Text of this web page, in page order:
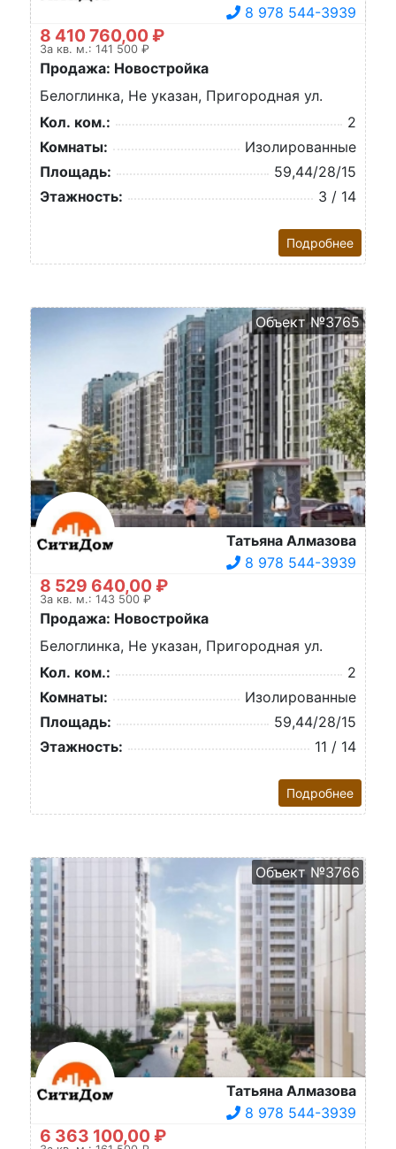
8 978 544-3939
8 410 760,00 ₽
За кв. м.: 141 500 ₽
Продажа: Новостройка
Белоглинка, Не указан, Пригородная ул.
Кол. ком.:
2
Комнаты:
Изолированные
Площадь:
59,44/28/15
Этажность:
3 / 14
Подробнее
Объект №3765
Татьяна Алмазова
8 978 544-3939
8 529 640,00 ₽
За кв. м.: 143 500 ₽
Продажа: Новостройка
Белоглинка, Не указан, Пригородная ул.
Кол. ком.:
2
Комнаты:
Изолированные
Площадь:
59,44/28/15
Этажность:
11 / 14
Подробнее
Объект №3766
Татьяна Алмазова
8 978 544-3939
6 363 100,00 ₽